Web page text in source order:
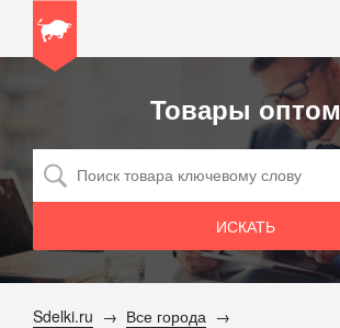
Товары оптом
Sdelki.ru
Все города